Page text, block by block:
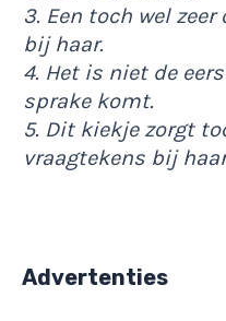
3. Een toch wel
bij haar.
4. Het is niet de
sprake komt.
5. Dit kiekje zorgt
vraagtekens bij
Advertenties